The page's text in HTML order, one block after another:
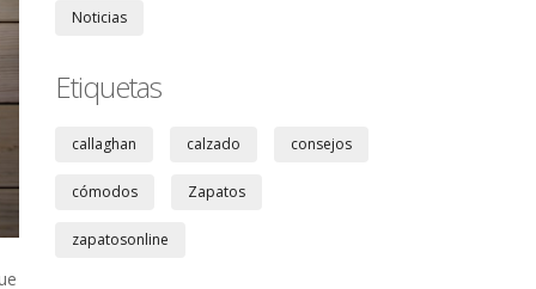
Noticias
Etiquetas
callaghan calzado consejos
cómodos Zapatos
zapatosonline